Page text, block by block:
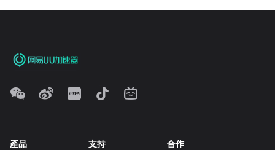
產品 支持 合作